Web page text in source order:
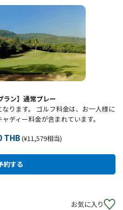
ラン】通常プレー
ります。 ゴルフ料金は、お一人様に
ディー料金が含まれています。
THB(¥11,579相当)
お気に入り